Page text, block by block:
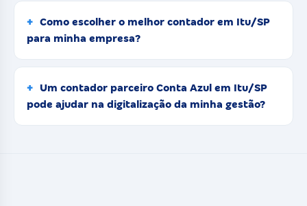
Como escolher o melhor contador em Itu/SP
para minha empresa?
Um contador parceiro Conta Azul em Itu/SP
pode ajudar na digitalização da minha gestão?